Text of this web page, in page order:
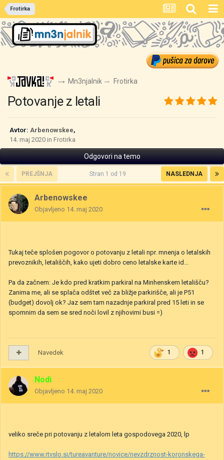
Frotirka
Mn3njalnik Frotirka
Potovanje z letali
Avtor: Arbenowskee,
14. maj 2020 in Frotirka
Odgovori na temo
PREJŠNJA NASLEDNJA
Stran 1 od 19
Arbenowskee
Objavljeno 14. maj 2020
Tukaj teče splošen pogovor o potovanju z letali npr. mnenja o letalskih
prevoznikih, letališčih, kako ujeti dobro ceno letalske karte id...
Pa da začnem: Je kdo pred kratkim parkiral na Minhenskem letališču?
Zanima me, ali se splača odštet več za bližje parkirišče, ali je P51
(budget) dovolj ok? Jaz sem tam nazadnje parkiral pred 15 leti in se
spomnim da sem se sred noči lovil z njihovimi busi =)
1 1
Navedek
Nodi
Objavljeno 14. maj 2020
veliko sreče pri potovanju z letalom leta gospodovega 2020, lp
https://www.rtvslo.si/tureavanture/novice/nevzdrznost-koronskega-